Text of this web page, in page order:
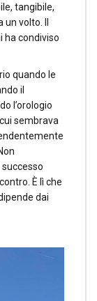
tangibile,
volto. Il
ha condiviso
quando le
il
l’orologio
sembrava
È lì che
dai